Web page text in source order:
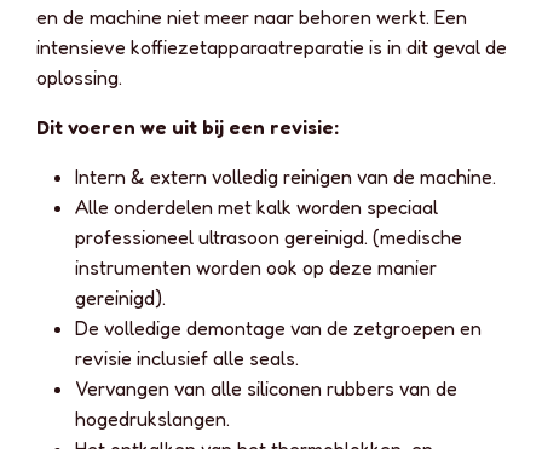
en de machine niet meer naar behoren werkt. Een
intensieve koffiezetapparaatreparatie is in dit geval de
oplossing.
Dit voeren we uit bij een revisie:
Intern & extern volledig reinigen van de machine.
Alle onderdelen met kalk worden speciaal
professioneel ultrasoon gereinigd. (medische
instrumenten worden ook op deze manier
gereinigd).
De volledige demontage van de zetgroepen en
revisie inclusief alle seals.
Vervangen van alle siliconen rubbers van de
hogedrukslangen.